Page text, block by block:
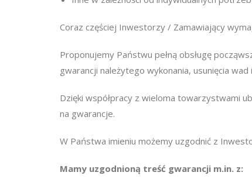
Coraz częściej Inwestorzy / Zamawiający
Proponujemy Państwu pełną obsługę
gwarancji należytego wykonania, usunięcia
Dzięki współpracy z wieloma towarzystwami
na gwarancje.
W Państwa imieniu możemy uzgodnić z
Mamy uzgodnioną treść gwarancji m.in. z: